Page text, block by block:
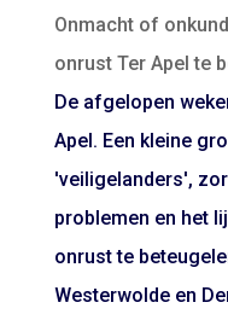
Onmacht of
onrust Ter Apel te
De afgelopen
Apel. Een kleine
'veiligelanders',
problemen en het
onrust te
Westerwolde en